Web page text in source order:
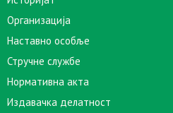
Организација
Наставно особље
Стручне службе
Нормативна акта
Издавачка делатност